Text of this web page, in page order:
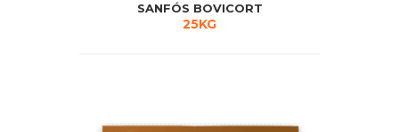
SANFÓS BOVICORT
25KG